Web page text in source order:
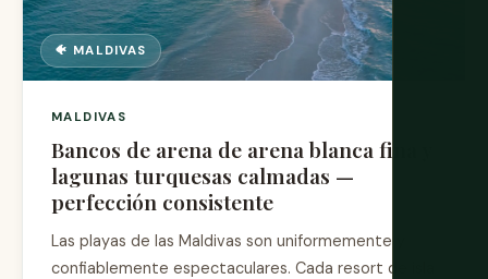
🐠 MALDIVAS
MALDIVAS
Bancos de arena de arena blanca fina y
lagunas turquesas calmadas —
perfección consistente
Las playas de las Maldivas son uniformemente y
confiablemente espectaculares. Cada resort de isla